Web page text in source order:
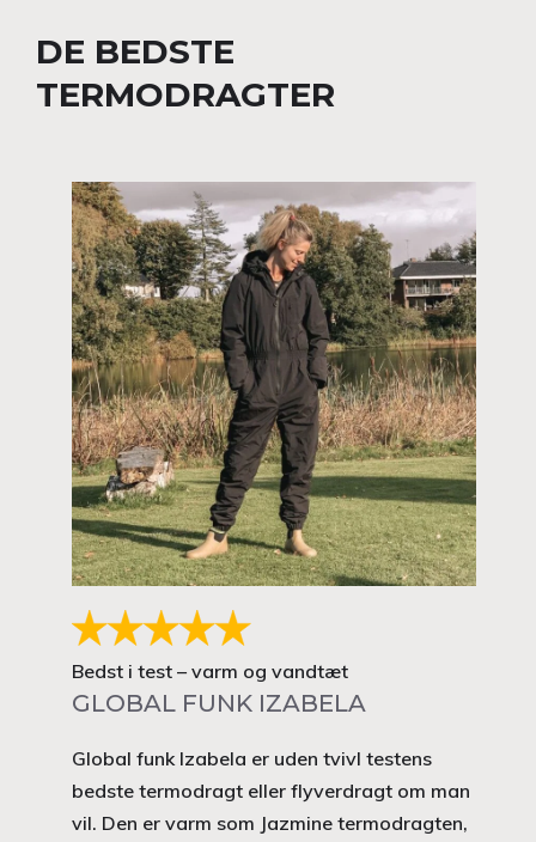
DE BEDSTE
TERMODRAGTER
Bedst i test – varm og vandtæt
GLOBAL FUNK IZABELA
Global funk Izabela er uden tvivl testens
bedste termodragt eller flyverdragt om man
vil. Den er varm som Jazmine termodragten,